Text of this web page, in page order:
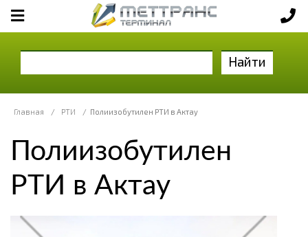
Найти
Главная / РТИ / Полиизобутилен РТИ в Актау
Полиизобутилен
РТИ в Актау